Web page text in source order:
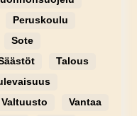
Peruskoulu
Sote
Talous
Valtuusto
Vantaa